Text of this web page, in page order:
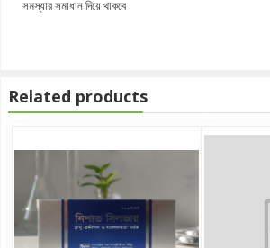
সমস্যার সমাধান দিয়ে থাকবে
Related products